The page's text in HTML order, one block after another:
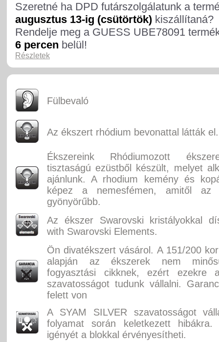
Szeretné ha DPD futárszolgálatunk a
augusztus 13-ig (csütörtök) kiszállítaná?
Rendelje meg a GUESS UBE78091
6 percen belül!
Részletek
Fülbevaló
Az ékszert rhódium bevonattal látták el.
Ékszereink Rhódiumozott
tisztaságú ezüstből készült, melyet
ajánlunk. A rhodium kemény és
képez a nemesfémen, amitől az
gyönyörűbb.
Az ékszer Swarovski kristályokkal
with Swarovski Elements.
Ön divatékszert vásárol. A 151/200
alapján az ékszerek nem
fogyasztási cikknek, ezért ezekre
szavatosságot tudunk vállalni.
felett von
A SYAM SILVER szavatosságot
folyamat során keletkezett hibákra.
igényét a blokkal érvényesítheti.